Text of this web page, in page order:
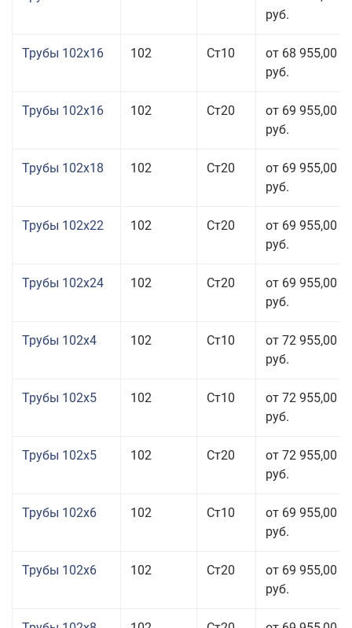
руб.
Трубы 102x16 102 Ст10
от 68 955,00
руб.
Трубы 102x16 102 Ст20
от 69 955,00
руб.
Трубы 102x18 102 Ст20
от 69 955,00
руб.
Трубы 102x22 102 Ст20
от 69 955,00
руб.
Трубы 102x24 102 Ст20
от 69 955,00
руб.
Трубы 102x4 102 Ст10
от 72 955,00
руб.
Трубы 102x5 102 Ст10
от 72 955,00
руб.
Трубы 102x5 102 Ст20
от 72 955,00
руб.
Трубы 102x6 102 Ст10
от 69 955,00
руб.
Трубы 102x6 102 Ст20
от 69 955,00
руб.